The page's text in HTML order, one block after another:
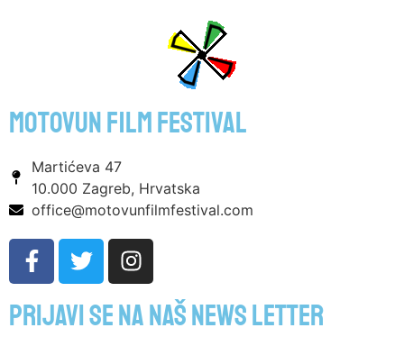
motovun film festival
Martićeva 47
10.000 Zagreb, Hrvatska
office@motovunfilmfestival.com
Prijavi se na naš news letter